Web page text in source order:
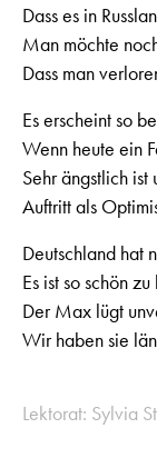
Dass es in
Man möchte
Dass man
Es erscheint so
Wenn heute ein
Sehr ängstlich ist
Auftritt als
Deutschland hat
Es ist so schön zu
Der Max lügt
Wir haben sie
Lektorat: Sylvia